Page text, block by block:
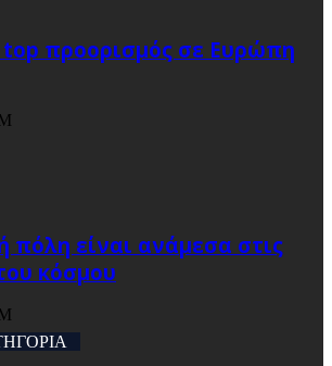
top προορισμός σε Ευρώπη
πόλη είναι ανάμεσα στις
κόσμου